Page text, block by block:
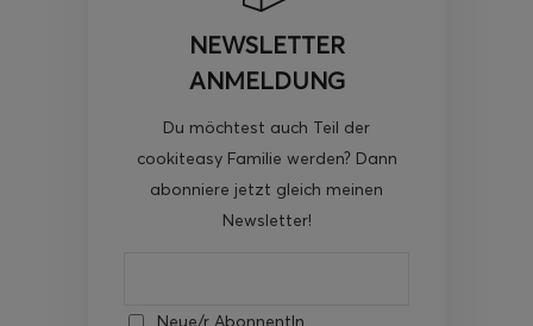
NEWSLETTER
ANMELDUNG
Du möchtest auch Teil der
cookiteasy Familie werden? Dann
abonniere jetzt gleich meinen
Newsletter!
Neue/r AbonnentIn